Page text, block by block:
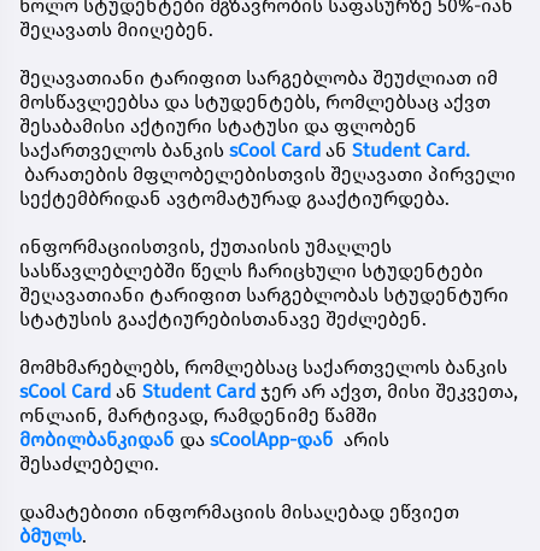
ხოლო სტუდენტები მგზავრობის საფასურზე 50%-იან
შეღავათს მიიღებენ.
შეღავათიანი ტარიფით სარგებლობა შეუძლიათ იმ
მოსწავლეებსა და სტუდენტებს, რომლებსაც აქვთ
შესაბამისი აქტიური სტატუსი და ფლობენ
საქართველოს ბანკის sCool Card ან Student Card.
ბარათების მფლობელებისთვის შეღავათი პირველი
სექტემბრიდან ავტომატურად გააქტიურდება.
ინფორმაციისთვის, ქუთაისის უმაღლეს
სასწავლებლებში წელს ჩარიცხული სტუდენტები
შეღავათიანი ტარიფით სარგებლობას სტუდენტური
სტატუსის გააქტიურებისთანავე შეძლებენ.
მომხმარებლებს, რომლებსაც საქართველოს ბანკის
sCool Card ან Student Card ჯერ არ აქვთ, მისი შეკვეთა,
ონლაინ, მარტივად, რამდენიმე წამში
მობილბანკიდან და sCoolApp-დან არის
შესაძლებელი.
დამატებითი ინფორმაციის მისაღებად ეწვიეთ
ბმულს.